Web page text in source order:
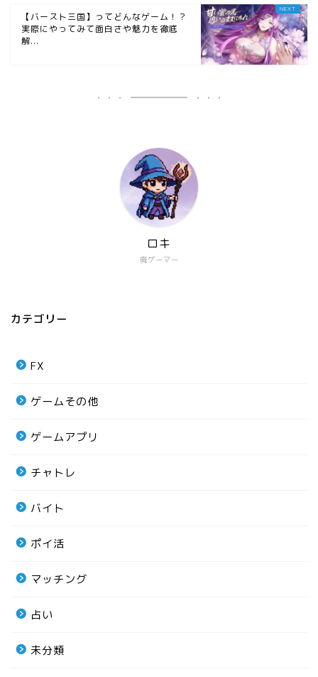
【バースト三国】ってどんなゲーム！？
実際にやってみて面白さや魅力を徹底
解...
廃ゲーマー
ロキ
カテゴリー
FX
ゲームその他
ゲームアプリ
チャトレ
バイト
ポイ活
マッチング
占い
未分類